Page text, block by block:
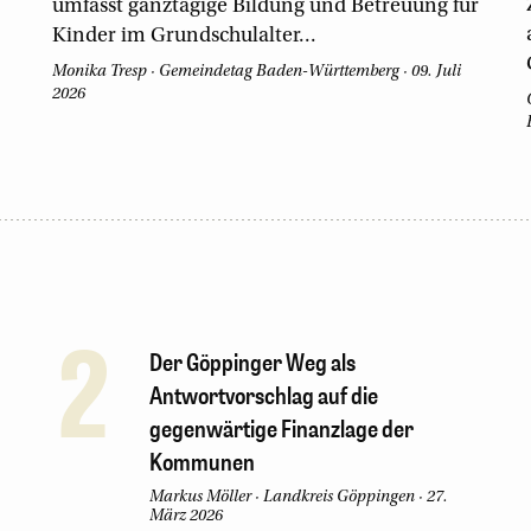
umfasst ganztägige Bildung und Betreuung für
Kinder im Grundschulalter...
Monika Tresp · Gemeindetag Baden-Württemberg· 09. Juli
2026
2
Der Göppinger Weg als
Antwortvorschlag auf die
gegenwärtige Finanzlage der
Kommunen
Markus Möller· Landkreis Göppingen· 27.
März 2026